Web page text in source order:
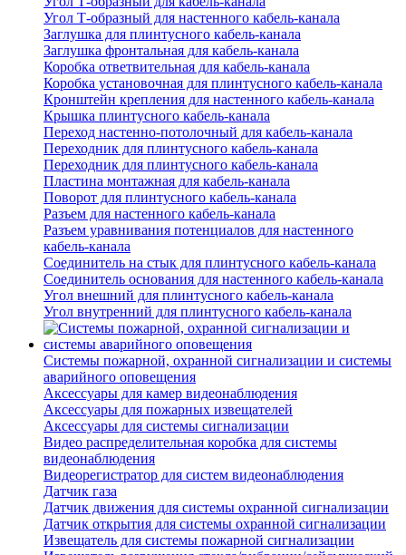
Угол Т-образный для настенного кабель-канала
Заглушка для плинтусного кабель-канала
Заглушка фронтальная для кабель-канала
Коробка ответвительная для кабель-канала
Коробка установочная для плинтусного кабель-канала
Кронштейн крепления для настенного кабель-канала
Крышка плинтусного кабель-канала
Переход настенно-потолочный для кабель-канала
Переходник для плинтусного кабель-канала
Переходник для плинтусного кабель-канала
Пластина монтажная для кабель-канала
Поворот для плинтусного кабель-канала
Разъем для настенного кабель-канала
Разъем уравнивания потенциалов для настенного
кабель-канала
Соединитель на стык для плинтусного кабель-канала
Соединитель основания для настенного кабель-канала
Угол внешний для плинтусного кабель-канала
Угол внутренний для плинтусного кабель-канала
Системы пожарной, охранной сигнализации и системы
аварийного оповещения
Аксессуары для камер видеонаблюдения
Аксессуары для пожарных извещателей
Аксессуары для системы сигнализации
Видео распределительная коробка для системы
видеонаблюдения
Видеорегистратор для систем видеонаблюдения
Датчик газа
Датчик движения для системы охранной сигнализации
Датчик открытия для системы охранной сигнализации
Извещатель для системы пожарной сигнализации